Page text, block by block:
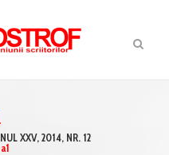
XXV, 2014, NR. 12
a1